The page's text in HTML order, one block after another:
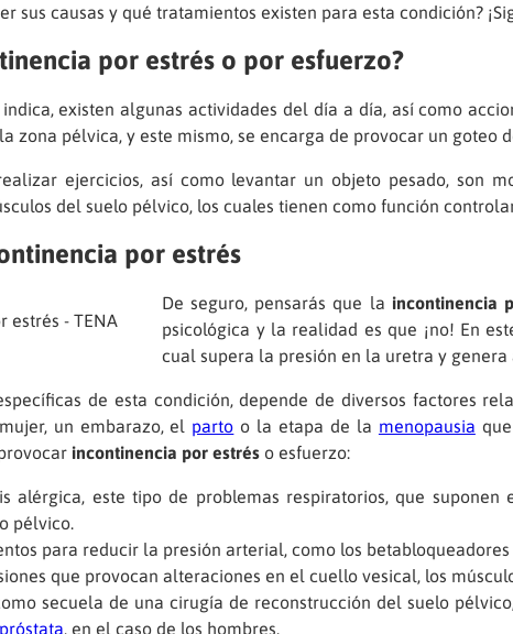
sus causas y qué tratamientos existen para esta condición?
por estrés o por esfuerzo?
existen algunas actividades del día a día, así como
zona pélvica, y este mismo, se encarga de provocar un goteo
ejercicios, así como levantar un objeto pesado,
del suelo pélvico, los cuales tienen como función
por estrés
De seguro, pensarás que la incontinencia
psicológica y la realidad es que ¡no! En
cual supera la presión en la uretra y
de esta condición, depende de diversos factores
un embarazo, el parto o la etapa de la menopausia
incontinencia por estrés o esfuerzo:
alérgica, este tipo de problemas respiratorios, que
pélvico.
para reducir la presión arterial, como los
que provocan alteraciones en el cuello vesical, los
secuela de una cirugía de reconstrucción del suelo
, en el caso de los hombres.